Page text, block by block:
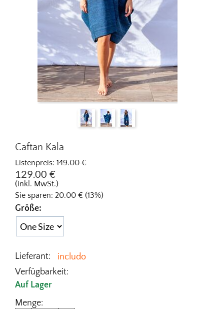
Caftan Kala
Listenpreis: 149.00 €
129.00 €
(inkl. MwSt.)
Sie sparen: 20.00 € (13%)
Größe:
Lieferant:
includo
Verfügbarkeit:
Auf Lager
Menge: